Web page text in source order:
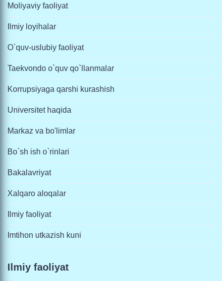
Moliyaviy faoliyat
Ilmiy loyihalar
O`quv-uslubiy faoliyat
Taekvondo o`quv qo`llanmalar
Korrupsiyaga qarshi kurashish
Universitet haqida
Markaz va bo'limlar
Bo`sh ish o`rinlari
Bakalavriyat
Xalqaro aloqalar
Ilmiy faoliyat
Imtihon utkazish kuni
Ilmiy faoliyat